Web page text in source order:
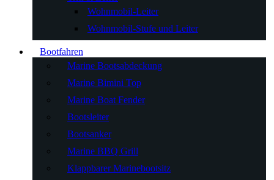
Wohnmobil-Leiter
Wohnmobil-Stufe und Leiter
Bootfahren
Marine Bootsabdeckung
Marine Bimini Top
Marine Boat Fender
Bootsleiter
Bootsanker
Marine BBQ Grill
Klappbarer Marinebootsitz